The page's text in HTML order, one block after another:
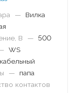
—
Вилка
В
— 500
WS
кабельный
—
папа
контактов